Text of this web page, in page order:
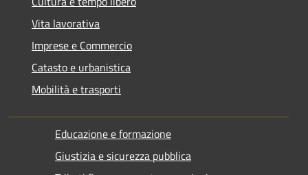
Vita lavorativa
Imprese e Commercio
Catasto e urbanistica
Mobilità e trasporti
Educazione e formazione
Giustizia e sicurezza pubblica